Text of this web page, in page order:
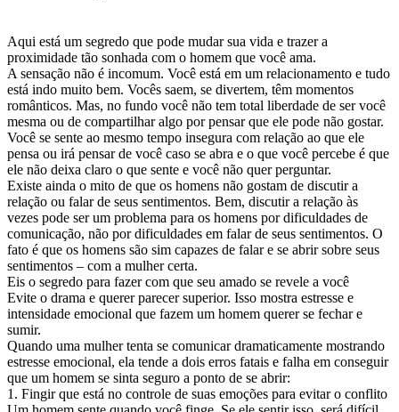
Aqui está um segredo que pode mudar sua vida e trazer a
proximidade tão sonhada com o homem que você ama.
A sensação não é incomum. Você está em um relacionamento e tudo
está indo muito bem. Vocês saem, se divertem, têm momentos
românticos. Mas, no fundo você não tem total liberdade de ser você
mesma ou de compartilhar algo por pensar que ele pode não gostar.
Você se sente ao mesmo tempo insegura com relação ao que ele
pensa ou irá pensar de você caso se abra e o que você percebe é que
ele não deixa claro o que sente e você não quer perguntar.
Existe ainda o mito de que os homens não gostam de discutir a
relação ou falar de seus sentimentos. Bem, discutir a relação às
vezes pode ser um problema para os homens por dificuldades de
comunicação, não por dificuldades em falar de seus sentimentos. O
fato é que os homens são sim capazes de falar e se abrir sobre seus
sentimentos – com a mulher certa.
Eis o segredo para fazer com que seu amado se revele a você
Evite o drama e querer parecer superior. Isso mostra estresse e
intensidade emocional que fazem um homem querer se fechar e
sumir.
Quando uma mulher tenta se comunicar dramaticamente mostrando
estresse emocional, ela tende a dois erros fatais e falha em conseguir
que um homem se sinta seguro a ponto de se abrir:
1. Fingir que está no controle de suas emoções para evitar o conflito